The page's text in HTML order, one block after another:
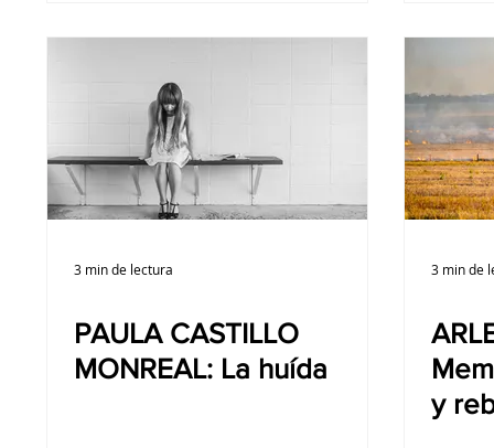
3 min de lectura
PAULA CASTILLO
MONREAL: La huída
3 min de
y